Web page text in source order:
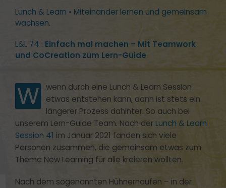
Seminare
Formate
Über uns
Lunch & Learn • Miteinander lernen und gemeinsam
wachsen.
L&L 74 : Einfach mal machen – Mit Teamwork
und CoCreation zum Lern-Guide
W
wenn durch eine Lunch & Learn Session
etwas entstehen kann, dann ist stets ein
längerer Prozess dahinter. So auch bei
unserem Lern-Guide Team. Nach der Lunch & Learn
Session 41 im Januar 2021 fanden sich viele
Personen zusammen, die gemeinsam etwas zum
Thema New Learning für alle kreieren wollten.
Nach dem sogenannten Hühnerhaufen – in der